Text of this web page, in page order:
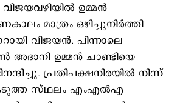
വിജയവഴിയില്‍ ഉമ്മൻ
മാത്രം ഒഴിച്ചുനിര്‍ത്തി
വിജയന്‍. പിന്നാലെ
അദാനി ഉമ്മന്‍ ചാണ്ടിയെ
പ്രതിപക്ഷനിരയില്‍ നിന്ന്
സ്ഥലം എംഎല്‍എ